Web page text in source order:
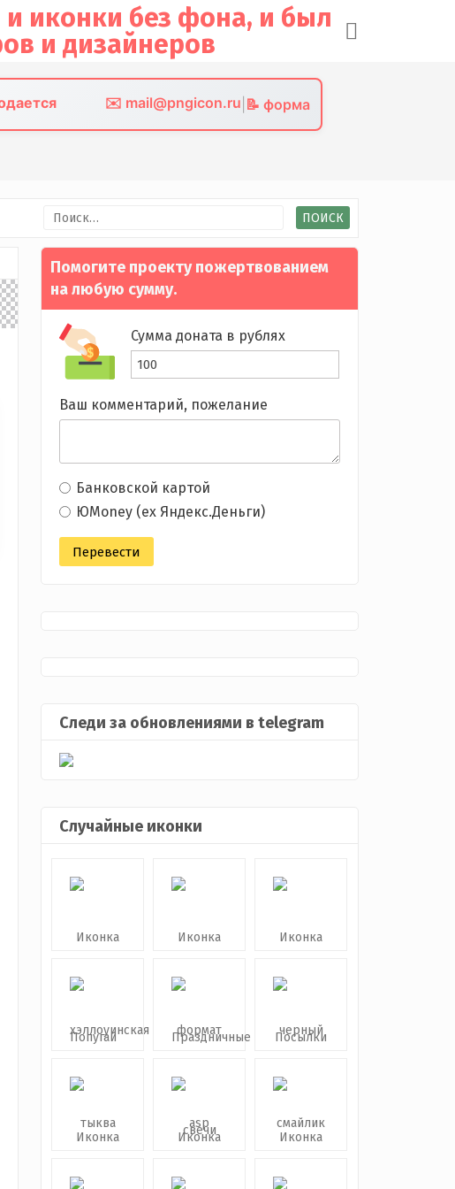
✉️ mail@pngicon.ru 📝 форма
Найти:
Помогите проекту пожертвованием
на любую сумму.
Сумма доната в рублях
Ваш комментарий, пожелание
Банковской картой
ЮMoney (ex Яндекс.Деньги)
Следи за обновлениями в telegram
Случайные иконки